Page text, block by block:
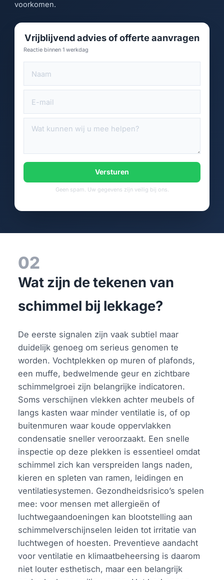
voorkomen.
Vrijblijvend advies of offerte aanvragen
Reactie binnen 1 werkdag
Versturen
Geen spam. Uw gegevens zijn veilig bij ons.
02
Wat zijn de tekenen van
schimmel bij lekkage?
De eerste signalen zijn vaak subtiel maar
duidelijk genoeg om serieus genomen te
worden. Vochtplekken op muren of plafonds,
een muffe, bedwelmende geur en zichtbare
schimmelgroei zijn belangrijke indicatoren.
Soms verschijnen vlekken achter meubels of
langs kasten waar minder ventilatie is, of op
buitenmuren waar koude oppervlakken
condensatie sneller veroorzaakt. Een snelle
inspectie op deze plekken is essentieel omdat
schimmel zich kan verspreiden langs naden,
kieren en spleten van ramen, leidingen en
ventilatiesystemen. Gezondheidsrisico’s spelen
mee: voor mensen met allergieën of
luchtwegaandoeningen kan blootstelling aan
schimmelverschijnselen leiden tot irritatie van
luchtwegen of hoesten. Preventieve aandacht
voor ventilatie en klimaatbeheersing is daarom
niet louter esthetisch, maar een belangrijk